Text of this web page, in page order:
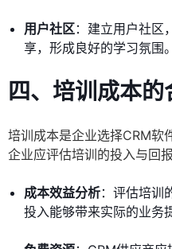
用户社区：建立用户社区
享，形成良好的学习氛围。
四、培训成本的
培训成本是企业选择CRM软
企业应评估培训的投入与回
成本效益分析：评估培训
投入能够带来实际的业务